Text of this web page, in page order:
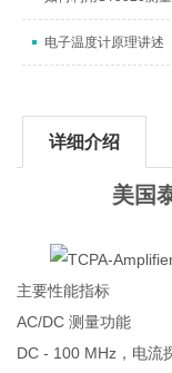
电子温度计原理讲述
详细介绍
美国
主要性能指标
AC/DC 测量功能
DC - 100 MHz，电流